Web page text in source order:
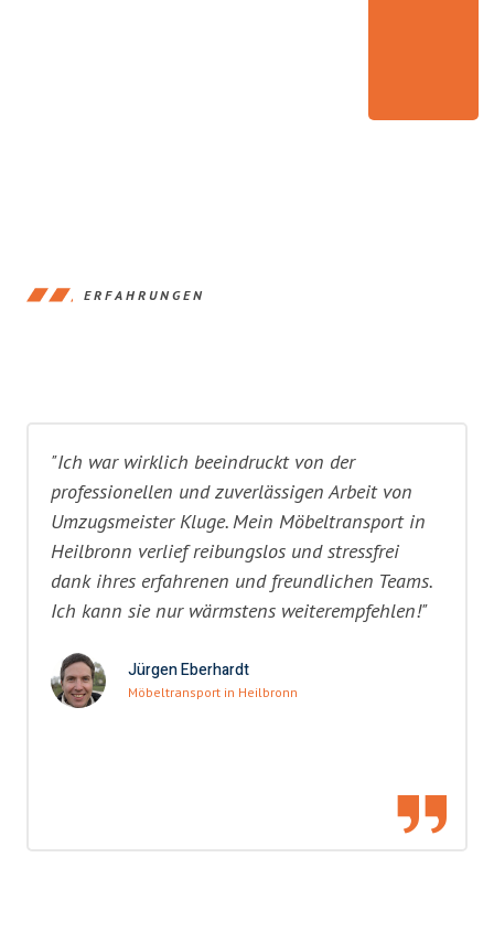
ERFAHRUNGEN
"Ich war wirklich beeindruckt von der
professionellen und zuverlässigen Arbeit von
Umzugsmeister Kluge. Mein Möbeltransport in
Heilbronn verlief reibungslos und stressfrei
dank ihres erfahrenen und freundlichen Teams.
Ich kann sie nur wärmstens weiterempfehlen!"
Jürgen Eberhardt
Möbeltransport in Heilbronn